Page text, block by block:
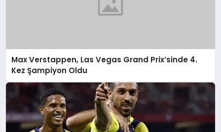
Max Verstappen, Las Vegas Grand Prix’sinde 4.
Kez Şampiyon Oldu